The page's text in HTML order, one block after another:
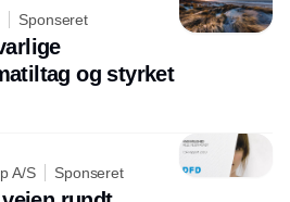
Sponseret
og styrket
A/S Sponseret